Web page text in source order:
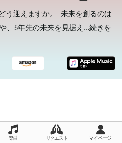
う迎えますか。 未来を創るのは
、5年先の未来を見据え ...続きを
楽曲 リクエスト マイページ